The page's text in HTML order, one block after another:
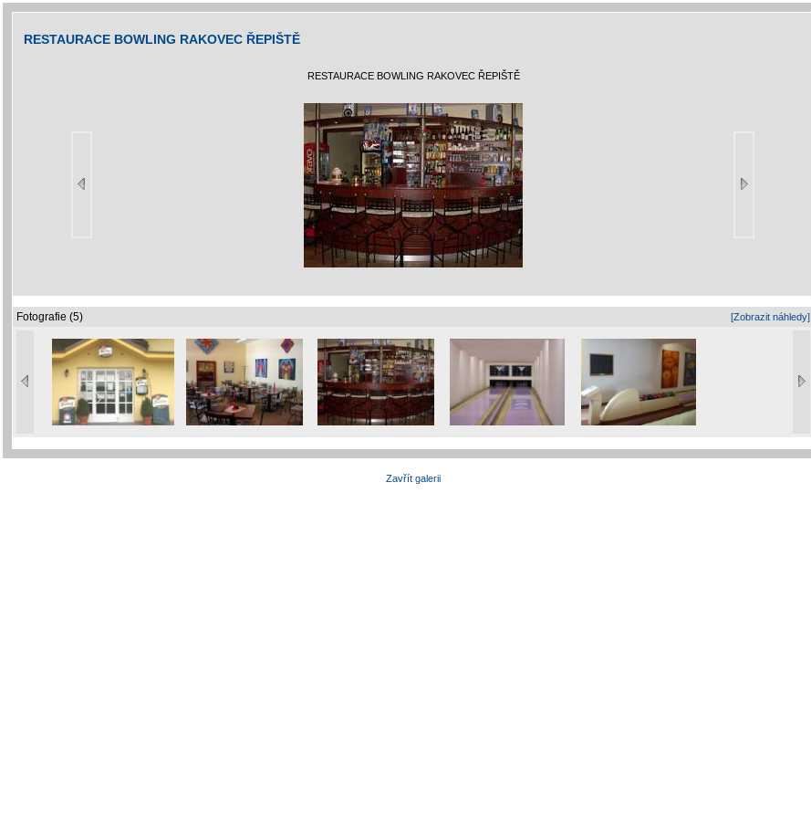
RESTAURACE BOWLING RAKOVEC ŘEPIŠTĚ
RESTAURACE BOWLING RAKOVEC ŘEPIŠTĚ
Fotografie (5) [Zobrazit náhledy]
Zavřít galerii